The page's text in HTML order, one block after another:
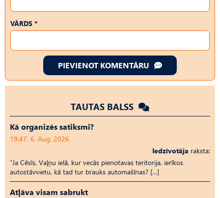
VĀRDS *
PIEVIENOT KOMENTĀRU
TAUTAS BALSS
Kā organizēs satiksmi?
19:47, 6. Aug, 2026
Iedzīvotāja raksta:
“Ja Cēsīs, Vaļņu ielā, kur vecās pienotavas teritorija, ierīkos
autostāvvietu, kā tad tur brauks automašīnas? […]
Atļāva visam sabrukt